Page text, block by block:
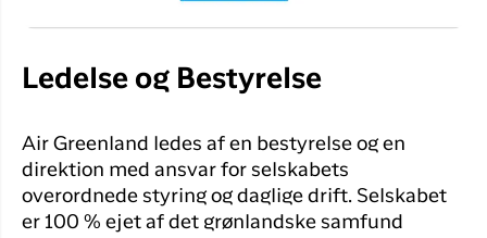
Ledelse og Bestyrelse
Air Greenland ledes af en bestyrelse og en
direktion med ansvar for selskabets
overordnede styring og daglige drift. Selskabet
er 100 % ejet af det grønlandske samfund